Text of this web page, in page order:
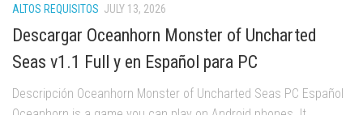
ALTOS REQUISITOS JULY 13, 2026
Descargar Oceanhorn Monster of Uncharted
Seas v1.1 Full y en Español para PC
Descripción Oceanhorn Monster of Uncharted Seas PC Español